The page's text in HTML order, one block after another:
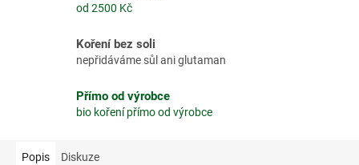
od 2500 Kč
Koření bez soli
nepřidáváme sůl ani glutaman
Přímo od výrobce
bio koření přímo od výrobce
Popis Diskuze